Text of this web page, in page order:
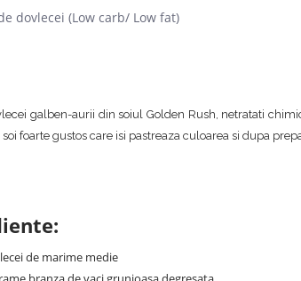
galben-aurii din soiul Golden Rush, netratati
foarte gustos care isi pastreaza culoarea si dupa
de marime medie